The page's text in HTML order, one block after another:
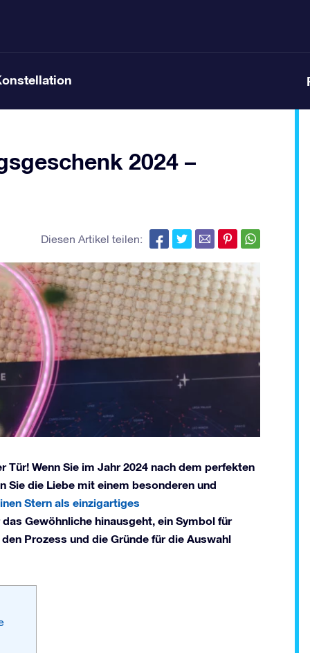
2024 –
Diesen Artikel teilen:
Wenn Sie im Jahr 2024 nach dem perfekten
Sie die Liebe mit einem besonderen und
Stern als einzigartiges
Gewöhnliche hinausgeht, ein Symbol für
Prozess und die Gründe für die Auswahl